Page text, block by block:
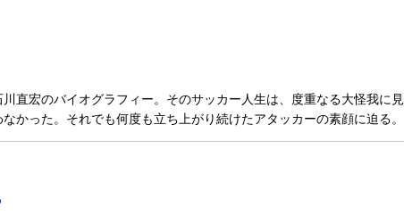
直宏のバイオグラフィー。そのサッカー人生は、度重なる大怪我に見
かった。それでも何度も立ち上がり続けたアタッカーの素顔に迫る。